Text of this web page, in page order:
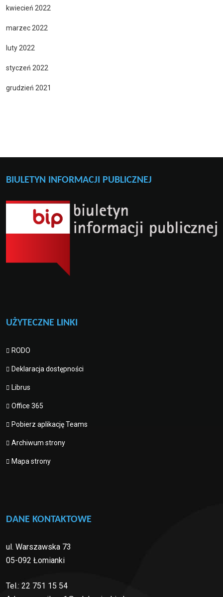
kwiecień 2022
marzec 2022
luty 2022
styczeń 2022
grudzień 2021
BIULETYN INFORMACJI PUBLICZNEJ
UŻYTECZNE LINKI
RODO
Deklaracja dostępności
Librus
Office 365
Pobierz aplikację Teams
Archiwum strony
Mapa strony
DANE KONTAKTOWE
ul. Warszawska 73
05-092 Łomianki
Tel.: 22 751 15 54